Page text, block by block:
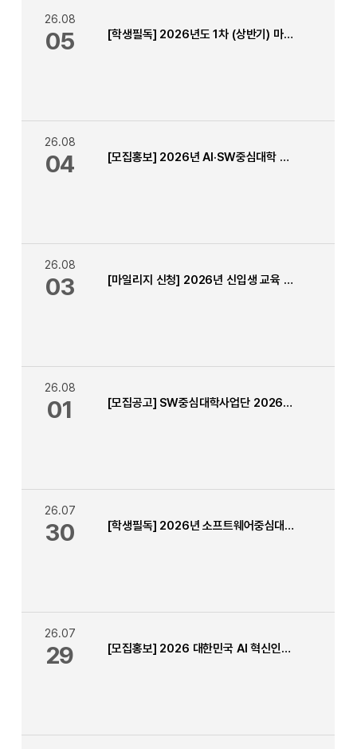
26.08
05 [학생필독] 2026년도 1차 (상반기) 마일리지 승인, 반려 메세지 안내
26.08
04 [모집홍보] 2026년 AI·SW중심대학 캐나다 인턴십 프로그램 안내 [ 인턴십 기간 : 2027년 5월 ~ 7월 ]
26.08
03 [마일리지 신청] 2026년 신입생 교육 이수 학생 이수증 신청
26.08
01 [모집공고] SW중심대학사업단 2026년 2학기 인턴십(현장실습) 학생 모집
26.07
30 [학생필독] 2026년 소프트웨어중심대학사업 1차 (상반기) 소중마일리지 신청 안내 (~8.7.까지) 수정 (인정 자격증 추가)
26.07
29 [모집홍보] 2026 대한민국 AI 혁신인재 커넥트